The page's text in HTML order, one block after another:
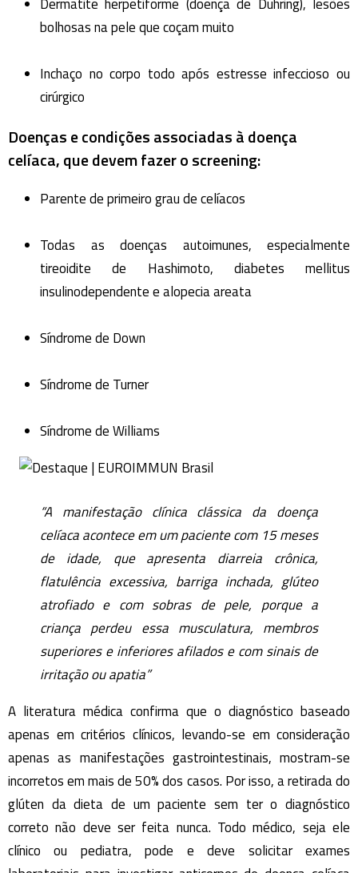
bolhosas na pele que coçam muito
Inchaço no corpo todo após estresse infeccioso ou
cirúrgico
Doenças e condições associadas à doença
celíaca, que devem fazer o screening:
Parente de primeiro grau de celíacos
Todas as doenças autoimunes, especialmente
tireoidite de Hashimoto, diabetes mellitus
insulinodependente e alopecia areata
Síndrome de Down
Síndrome de Turner
Síndrome de Williams
“A manifestação clínica clássica da doença
celíaca acontece em um paciente com 15 meses
de idade, que apresenta diarreia crônica,
flatulência excessiva, barriga inchada, glúteo
atrofiado e com sobras de pele, porque a
criança perdeu essa musculatura, membros
superiores e inferiores afilados e com sinais de
irritação ou apatia”
A literatura médica confirma que o diagnóstico baseado
apenas em critérios clínicos, levando-se em consideração
apenas as manifestações gastrointestinais, mostram-se
incorretos em mais de 50% dos casos. Por isso, a retirada do
glúten da dieta de um paciente sem ter o diagnóstico
correto não deve ser feita nunca. Todo médico, seja ele
clínico ou pediatra, pode e deve solicitar exames